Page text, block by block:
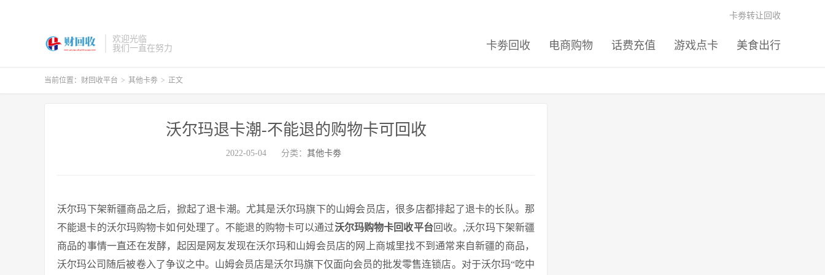
欢迎光临
我们一直在努力
卡劵回收 电商购物 话费充值 游戏点卡 美食出行
卡劵转让回收
当前位置： 财回收平台 > 其他卡劵 > 正文
沃尔玛退卡潮-不能退的购物卡可回收
2022-05-04 分类： 其他卡劵
沃尔玛下架新疆商品之后，掀起了退卡潮。尤其是沃尔玛旗下的山姆会员店，很多店都排起了退卡的长队。那
不能退卡的沃尔玛购物卡如何处理了。不能退的购物卡可以通过沃尔玛购物卡回收平台回收。,沃尔玛下架新疆
商品的事情一直还在发酵，起因是网友发现在沃尔玛和山姆会员店的网上商城里找不到通常来自新疆的商品，
沃尔玛公司随后被卷入了争议之中。山姆会员店是沃尔玛旗下仅面向会员的批发零售连锁店。对于沃尔玛“吃中